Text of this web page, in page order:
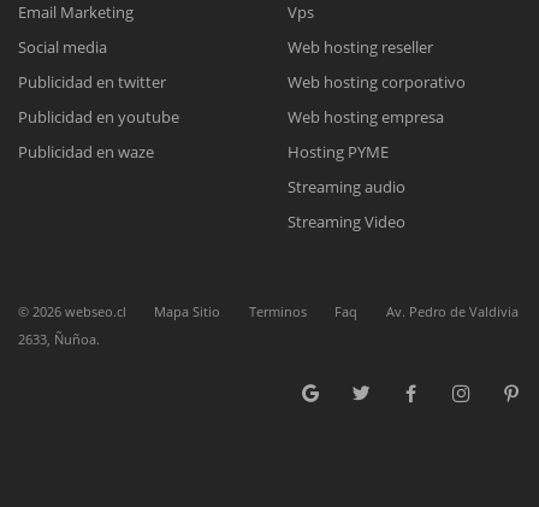
Reunión online
Nuestros ejecutivos le enviarán un correo electrónico con el enlace a
Meet para la reunión online.
Cotización
Complete el formulario y nos contactaremos a la brevedad.
Chat Online
para enviarnos un correo electrónico con sus datos personales.
Email Marketing
Social media
Publicidad en twitter
Publicidad en youtube
Publicidad en waze
Vps
Web hosting reseller
Web hosting corporativo
Web hosting empresa
Hosting PYME
Streaming audio
Streaming Video
© 2026 webseo.cl Mapa Sitio Terminos Faq
Av. Pedro de Valdivia
2633, Ñuñoa.